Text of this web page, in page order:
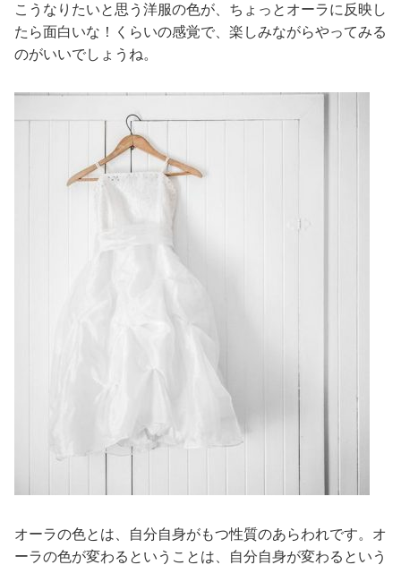
こうなりたいと思う洋服の色が、ちょっとオーラに反映し
たら面白いな！くらいの感覚で、楽しみながらやってみる
のがいいでしょうね。
オーラの色とは、自分自身がもつ性質のあらわれです。オ
ーラの色が変わるということは、自分自身が変わるという